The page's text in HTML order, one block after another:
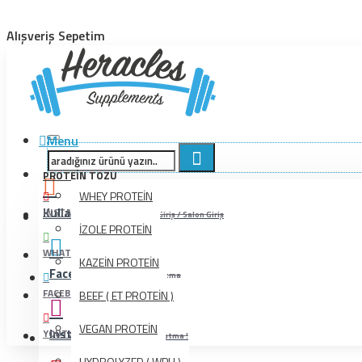
Alışveriş Sepetim
Kullanıcı İşlemleri Bayi Giriş / Salon Giriş
Facebook Beğenmeyi Unutma
InstagramBeğenmeyi Unutma !
Menu
PROTEIN TOZU
WHEY PROTEİN
İZOLE PROTEİN
KAZEİN PROTEİN
BEEF ( ET PROTEİN )
VEGAN PROTEİN
INSTAGRAM
WHATSAPP
FACEBOOK
YOUTUBE